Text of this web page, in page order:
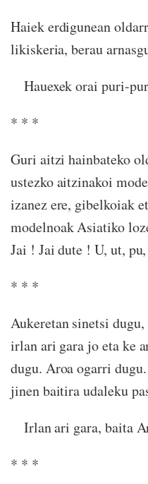
Haiek erdigunean
likiskeria, berau
Hauexek orai puri-
* * *
Guri aitzi hainbateko
ustezko aitzinakoi
izanez ere, gibelkoiak
modelnoak Asiatiko
Jai ! Jai dute ! U, ut,
* * *
Aukeretan sinetsi
irlan ari gara jo eta ke
dugu. Aroa ogarri
jinen baitira udaleku
Irlan ari gara, baita
* * *